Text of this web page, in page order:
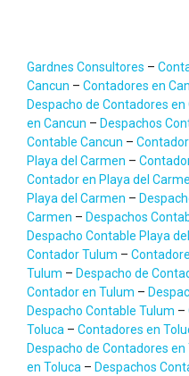
Gardnes Consultores –
Cancun – Contadores en
Despacho de Contadores en
en Cancun – Despachos
Contable Cancun –
Playa del Carmen –
Contador en Playa del
Playa del Carmen –
Carmen – Despachos
Despacho Contable Playa
Contador Tulum –
Tulum – Despacho de
Contador en Tulum –
Despacho Contable Tulum –
Toluca – Contadores en
Despacho de Contadores en
en Toluca – Despachos